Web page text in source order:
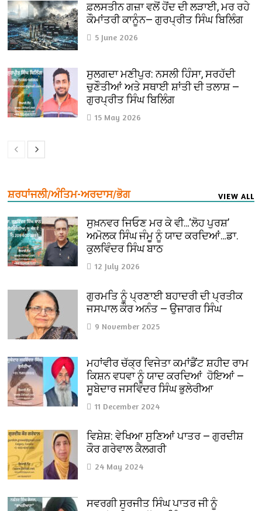
ਫ਼ਲਸਤੀਨ ਗਜ਼ਾ ਵਲੋਂ ਹੋਂਦ ਦੀ ਲੜਾਈ, ਮਰ ਰਹੇ
ਕੌਮਾਂਤਰੀ ਕਾਨੂੰਨ— ਗੁਰਪ੍ਰੀਤ ਸਿੰਘ ਬਿਲਿੰਗ
5 June 2026
ਸੁਲਗਦਾ ਮਣੀਪੁਰ: ਨਸਲੀ ਹਿੰਸਾ, ਸਰਹੱਦੀ
ਚੁਣੌਤੀਆਂ ਅਤੇ ਸਥਾਈ ਸ਼ਾਂਤੀ ਦੀ ਤਲਾਸ਼ —
ਗੁਰਪ੍ਰੀਤ ਸਿੰਘ ਬਿਲਿੰਗ
15 May 2026
ਸ਼ਰਧਾਂਜਲੀ/ਅੰਤਿਮ-ਅਰਦਾਸ/ਭੋਗ VIEW ALL
ਸੁਖ਼ਨਵਰ ਜਿਓਣ ਮਰ ਕੇ ਵੀ…‘ਲੋਹ ਪੁਰਸ਼’
ਅਮੋਲਕ ਸਿੰਘ ਜੰਮੂ ਨੂੰ ਯਾਦ ਕਰਦਿਆਂ…ਡਾ.
ਕੁਲਵਿੰਦਰ ਸਿੰਘ ਬਾਠ
12 July 2026
ਗੁਰਮਤਿ ਨੂੰ ਪ੍ਰਣਾਈ ਬਹਾਦਰੀ ਦੀ ਪ੍ਰਤੀਕ
ਜਸਪਾਲ ਕੌਰ ਅਨੰਤ — ਉਜਾਗਰ ਸਿੰਘ
9 November 2025
ਮਹਾਂਵੀਰ ਚੱਕ੍ਰ ਵਿਜੇਤਾ ਕਮਾਂਡੈਂਟ ਸ਼ਹੀਦ ਰਾਮ
ਕਿਸ਼ਨ ਵਧਵਾ ਨੂੰ ਯਾਦ ਕਰਦਿਆਂ ਹੋਇਆਂ —
ਸੂਬੇਦਾਰ ਜਸਵਿੰਦਰ ਸਿੰਘ ਭੁਲੇਰੀਆ
11 December 2024
ਵਿਸ਼ੇਸ਼: ਵੇਖਿਆ ਸੁਣਿਆਂ ਪਾਤਰ — ਗੁਰਦੀਸ਼
ਕੌਰ ਗਰੇਵਾਲ ਕੈਲਗਰੀ
24 May 2024
ਸਵਰਗੀ ਸੁਰਜੀਤ ਸਿੰਘ ਪਾਤਰ ਜੀ ਨੂੰ